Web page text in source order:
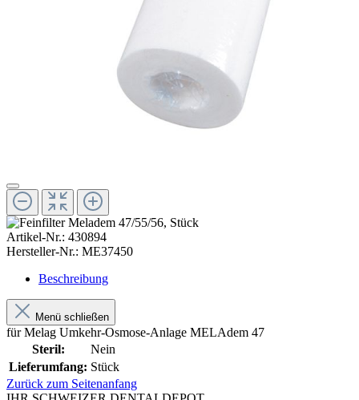
Artikel-Nr.: 430894
Hersteller-Nr.: ME37450
Beschreibung
Menü schließen
für Melag Umkehr-Osmose-Anlage MELAdem 47
Steril:
Nein
Lieferumfang: Stück
Zurück zum Seitenanfang